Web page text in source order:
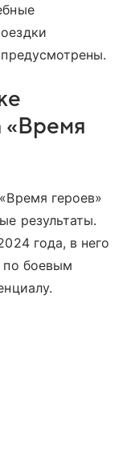
«Время
героев»
результаты.
года, в него
по боевым